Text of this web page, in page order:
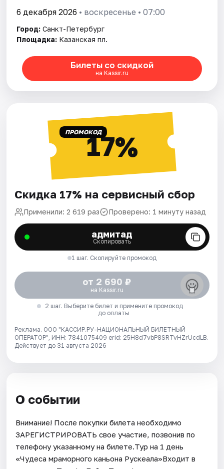
6 декабря 2026 • воскресенье • 07:00
Город: Санкт-Петербург
Площадка: Казанская пл.
Билеты со скидкой
на Kassir.ru
ПРОМОКОД17%
Скидка 17% на сервисный сбор
Применили: 2 619 раз Проверено: 1 минуту назад
адмитад
Скопировать
1 шаг. Скопируйте промокод
от 2 690 ₽
на Kassir.ru
2 шаг. Выберите билет и примените промокод
до оплаты
Реклама. ООО "КАССИР.РУ-НАЦИОНАЛЬНЫЙ БИЛЕТНЫЙ
ОПЕРАТОР", ИНН: 7841075409 erid: 25H8d7vbP8SRTvHZrUcdLB.
Действует до 31 августа 2026
О событии
Внимание! После покупки билета необходимо
ЗАРЕГИСТРИРОВАТЬ свое участие, позвонив по
телефону указанному на билете.Тур на 1 день
«Чудеса мраморного каньона Рускеала»Входит в